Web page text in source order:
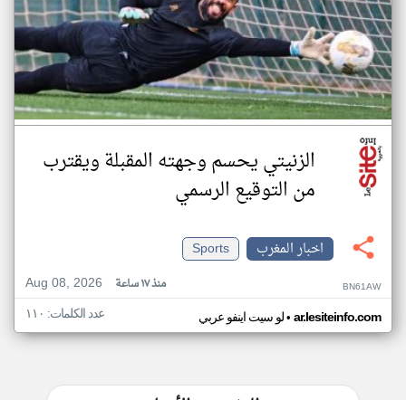
الزنيتي يحسم وجهته المقبلة ويقترب
من التوقيع الرسمي
اخبار المغرب
Sports
Aug 08, 2026
منذ ١٧ ساعة BN61AW
لو سيت اينفو عربي• ar.lesiteinfo.com عدد الكلمات: ١١٠